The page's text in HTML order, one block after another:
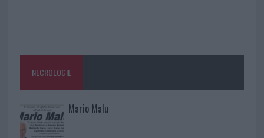
NECROLOGIE
Mario Malu